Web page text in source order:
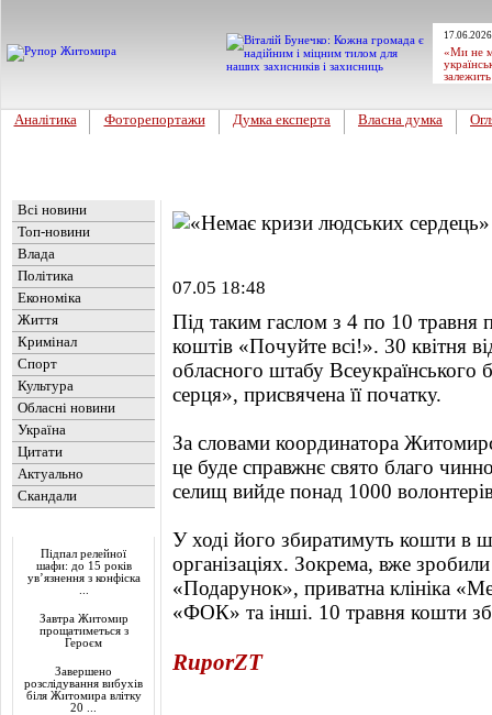
«Ми не
Аналітика Фоторепортажи Думка експерта Власна думка
Всі новини
Топ-новини
Влада
Політика
Економіка
Життя
Кримінал
Спорт
Культура
Обласні новини
Україна
Цитати
Актуально
Скандали
Підпал релейної
шафи: до 15 років
ув’язнення з конфіска
Завтра Житомир
прощатиметься з
Героєм
Завершено
розслідування вибухів
біля Житомира влітку
20 ...
07.05 18:48
Під таким гаслом з 4 по 10 травня
коштів «Почуйте всі!». 30 квітня
обласного штабу
серця», присвячена її початку.
За словами координатора
це буде справжнє свято благо
селищ вийде понад 1000
У ході його збиратимуть кошти в
організаціях. Зокрема, вже
«Подарунок», приватна клініка
«ФОК» та інші. 10 травня кошти
RuporZT